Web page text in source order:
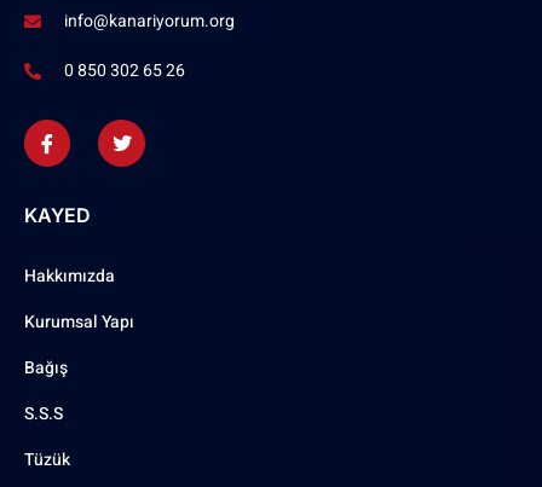
info@kanariyorum.org
0 850 302 65 26
KAYED
Hakkımızda
Kurumsal Yapı
Bağış
S.S.S
Tüzük